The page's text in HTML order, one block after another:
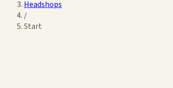
Headshops
/
Start